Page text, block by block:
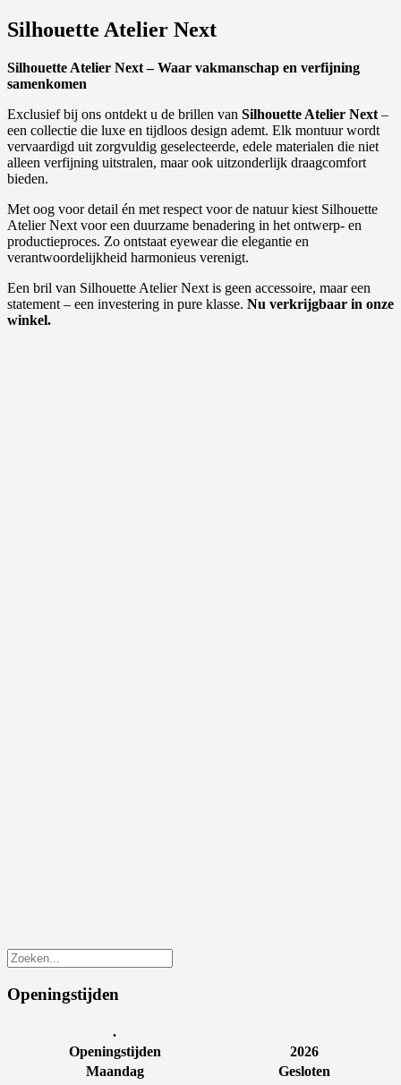
Silhouette Atelier Next
Silhouette Atelier Next – Waar vakmanschap en verfijning
samenkomen
Exclusief bij ons ontdekt u de brillen van Silhouette Atelier Next –
een collectie die luxe en tijdloos design ademt. Elk montuur wordt
vervaardigd uit zorgvuldig geselecteerde, edele materialen die niet
alleen verfijning uitstralen, maar ook uitzonderlijk draagcomfort
bieden.
Met oog voor detail én met respect voor de natuur kiest Silhouette
Atelier Next voor een duurzame benadering in het ontwerp- en
productieproces. Zo ontstaat eyewear die elegantie en
verantwoordelijkheid harmonieus verenigt.
Een bril van Silhouette Atelier Next is geen accessoire, maar een
statement – een investering in pure klasse. Nu verkrijgbaar in onze
winkel.
Openingstijden
.
Openingstijden
2026
Maandag
Gesloten